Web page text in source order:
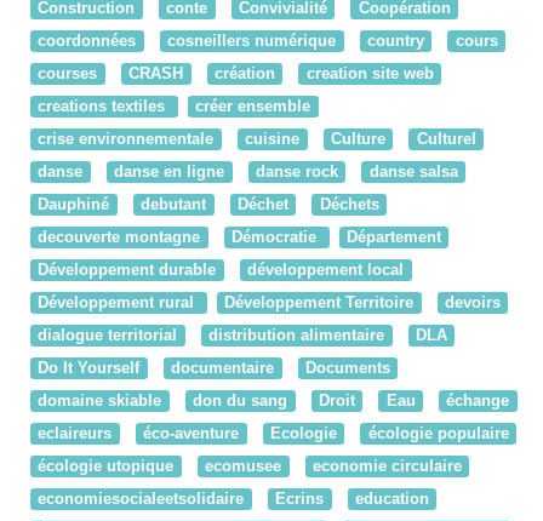
Construction conte Convivialité
Coopération
coordonnées
cosneillers numérique country
cours
courses
CRASH création
creation site web
creations textiles
créer ensemble
crise environnementale
cuisine Culture
Culturel
danse
danse en ligne danse rock
danse salsa
Dauphiné
debutant Déchet
Déchets
decouverte montagne
Démocratie
Département
Développement durable
développement local
Développement rural
Développement Territoire
devoirs
dialogue territorial
distribution alimentaire
DLA
Do It Yourself
documentaire
Documents
domaine skiable
don du sang Droit Eau
échange
eclaireurs
éco-aventure Ecologie
écologie populaire
écologie utopique
ecomusee
economie circulaire
economiesocialeetsolidaire
Ecrins
education